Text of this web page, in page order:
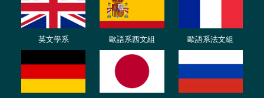
英文學系 歐語系西文組 歐語系法文組